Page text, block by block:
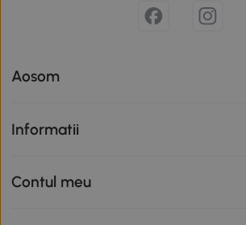
Aosom
Informatii
Contul meu